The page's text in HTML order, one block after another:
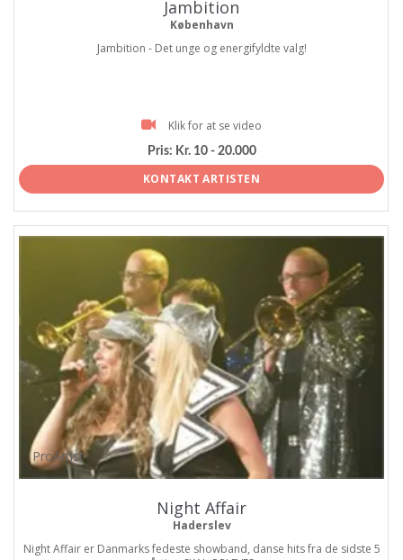
Jambition
København
Jambition - Det unge og energifyldte valg!
Klik for at se video
Pris: Kr. 10 - 20.000
KONTAKT ARTISTEN
ProArtist
Night Affair
Haderslev
Night Affair er Danmarks fedeste showband, danse hits fra de sidste 5